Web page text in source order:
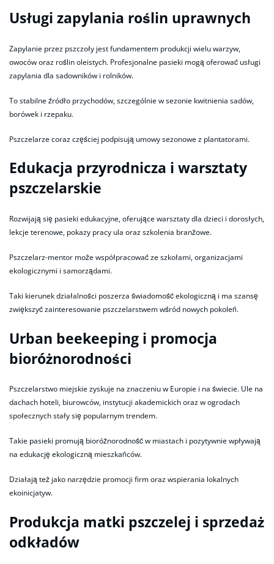
Usługi zapylania roślin uprawnych
Zapylanie przez pszczoły jest fundamentem produkcji wielu warzyw,
owoców oraz roślin oleistych. Profesjonalne pasieki mogą oferować usługi
zapylania dla sadowników i rolników.
To stabilne źródło przychodów, szczególnie w sezonie kwitnienia sadów,
borówek i rzepaku.
Pszczelarze coraz częściej podpisują umowy sezonowe z plantatorami.
Edukacja przyrodnicza i warsztaty
pszczelarskie
Rozwijają się pasieki edukacyjne, oferujące warsztaty dla dzieci i dorosłych,
lekcje terenowe, pokazy pracy ula oraz szkolenia branżowe.
Pszczelarz-mentor może współpracować ze szkołami, organizacjami
ekologicznymi i samorządami.
Taki kierunek działalności poszerza świadomość ekologiczną i ma szansę
zwiększyć zainteresowanie pszczelarstwem wśród nowych pokoleń.
Urban beekeeping i promocja
bioróżnorodności
Pszczelarstwo miejskie zyskuje na znaczeniu w Europie i na świecie. Ule na
dachach hoteli, biurowców, instytucji akademickich oraz w ogrodach
społecznych stały się popularnym trendem.
Takie pasieki promują bioróżnorodność w miastach i pozytywnie wpływają
na edukację ekologiczną mieszkańców.
Działają też jako narzędzie promocji firm oraz wspierania lokalnych
ekoinicjatyw.
Produkcja matki pszczelej i sprzedaż
odkładów